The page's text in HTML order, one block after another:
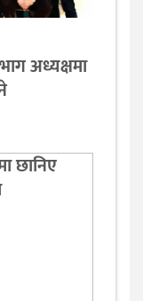
अध्यक्षमा